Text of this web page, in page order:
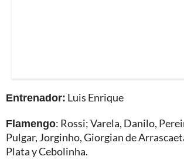
Entrenador: Luis Enrique
Flamengo: Rossi; Varela, Danilo,
Pulgar, Jorginho, Giorgian de
Plata y Cebolinha.